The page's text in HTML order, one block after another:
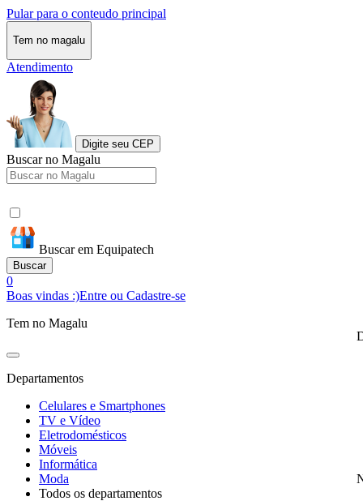
Pular para o conteudo principal
Tem no magalu
Atendimento
Digite seu CEP
Buscar no Magalu
Buscar em Equipatech
Buscar
0
Boas vindas :)Entre ou Cadastre-se
Tem no Magalu
Departamentos
Celulares e Smartphones
TV e Vídeo
Eletrodomésticos
Móveis
Informática
Moda
Todos os departamentos